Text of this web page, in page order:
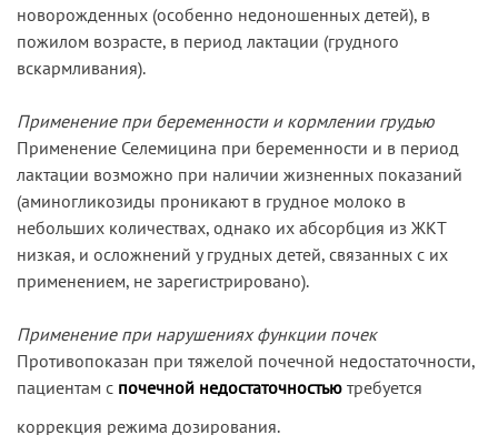
новорожденных (особенно недоношенных детей), в
пожилом возрасте, в период лактации (грудного
вскармливания).
Применение при беременности и кормлении грудью
Применение Селемицина при беременности и в период
лактации возможно при наличии жизненных показаний
(аминогликозиды проникают в грудное молоко в
небольших количествах, однако их абсорбция из ЖКТ
низкая, и осложнений у грудных детей, связанных с их
применением, не зарегистрировано).
Применение при нарушениях функции почек
Противопоказан при тяжелой почечной недостаточности,
пациентам с почечной недостаточностью требуется
коррекция режима дозирования.